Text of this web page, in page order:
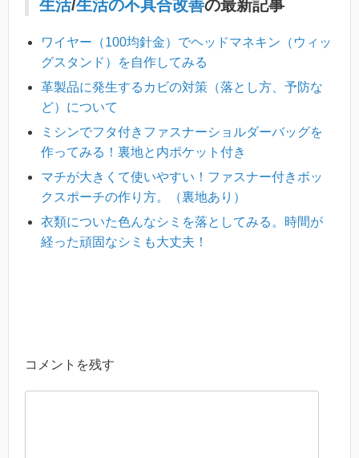
生活/生活の不具合改善の最新記事
ワイヤー（100均針金）でヘッドマネキン（ウィッ
グスタンド）を自作してみる
革製品に発生するカビの対策（落とし方、予防な
ど）について
ミシンでフタ付きファスナーショルダーバッグを
作ってみる！裏地と内ポケット付き
マチが大きくて使いやすい！ファスナー付きボッ
クスポーチの作り方。（裏地あり）
衣類についた色んなシミを落としてみる。時間が
経った頑固なシミも大丈夫！
コメントを残す